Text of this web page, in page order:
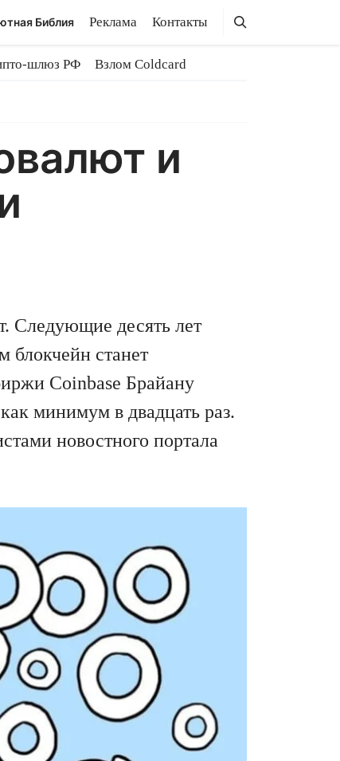
Библия Реклама Контакты Поиск
Поиск
шлюз РФ
Взлом Coldcard
и
Следующие десять лет
блокчейн станет
Coinbase Брайану
минимум в двадцать раз.
новостного портала